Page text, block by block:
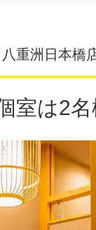
重洲日本橋
室は2